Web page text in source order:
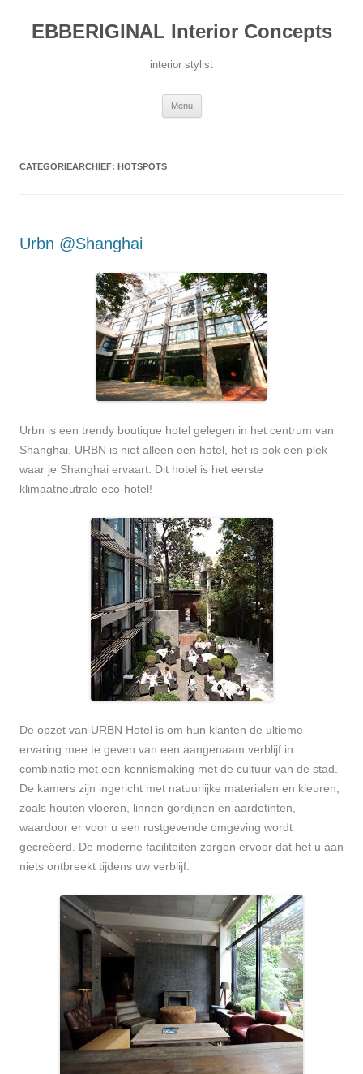
inhoud
EBBERIGINAL Interior Concepts
interior stylist
Menu
CATEGORIEARCHIEF: HOTSPOTS
Urbn @Shanghai
Urbn is een trendy boutique hotel gelegen in het centrum van
Shanghai. URBN is niet alleen een hotel, het is ook een plek
waar je Shanghai ervaart. Dit hotel is het eerste
klimaatneutrale eco-hotel!
De opzet van URBN Hotel is om hun klanten de ultieme
ervaring mee te geven van een aangenaam verblijf in
combinatie met een kennismaking met de cultuur van de stad.
De kamers zijn ingericht met natuurlijke materialen en kleuren,
zoals houten vloeren, linnen gordijnen en aardetinten,
waardoor er voor u een rustgevende omgeving wordt
gecreëerd. De moderne faciliteiten zorgen ervoor dat het u aan
niets ontbreekt tijdens uw verblijf.